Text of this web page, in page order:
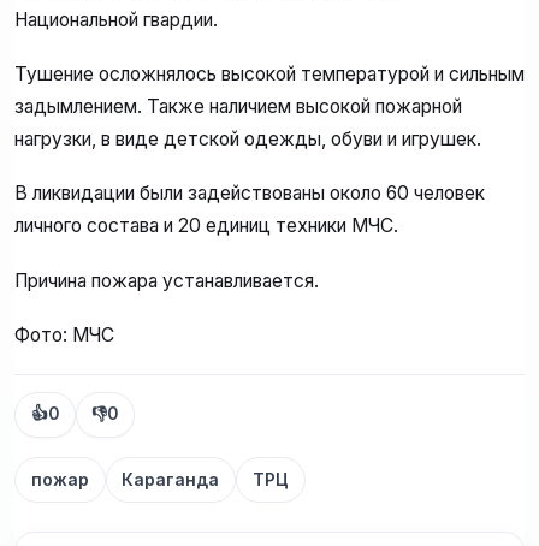
Национальной гвардии.
Тушение осложнялось высокой температурой и сильным
задымлением. Также наличием высокой пожарной
нагрузки, в виде детской одежды, обуви и игрушек.
В ликвидации были задействованы около 60 человек
личного состава и 20 единиц техники МЧС.
Причина пожара устанавливается.
Фото: МЧС
👍0 👎0
пожар Караганда ТРЦ